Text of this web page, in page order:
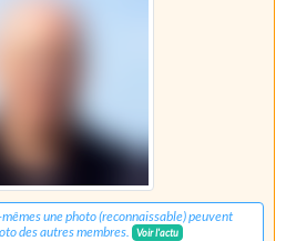
une photo (reconnaissable) peuvent
des autres membres.
Voir l'actu